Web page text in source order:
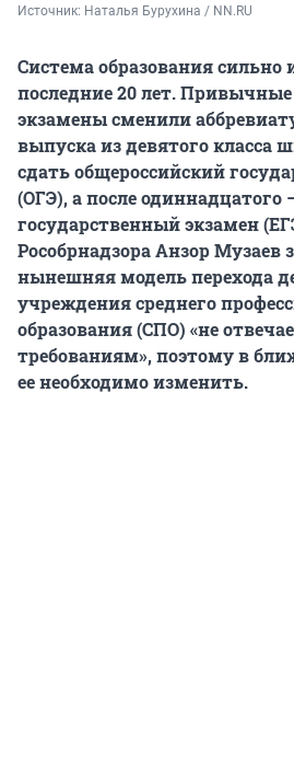
Источник: Наталья Бурухина / NN.RU
Система образования сильно
последние 20 лет.
экзамены сменили
выпуска из девятого класса
сдать общероссийский
(ОГЭ), а после
государственный экзамен
Рособрнадзора Анзор Музаев
нынешняя модель перехода
учреждения среднего
образования (СПО) «не
требованиям», поэтому в
ее необходимо изменить.